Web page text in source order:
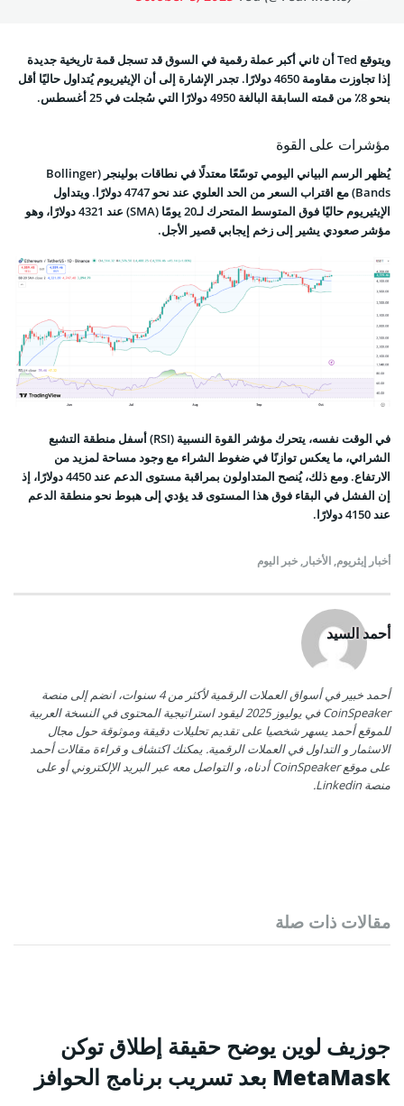
ويتوقع Ted أن ثاني أكبر عملة رقمية في السوق قد تسجل قمة تاريخية جديدة
إذا تجاوزت مقاومة 4650 دولارًا. تجدر الإشارة إلى أن الإيثيريوم يُتداول حاليًا أقل
بنحو 8٪ من قمته السابقة البالغة 4950 دولارًا التي سُجلت في 25 أغسطس.
مؤشرات على القوة
يُظهر الرسم البياني اليومي توسّعًا معتدلًا في نطاقات بولينجر (Bollinger
Bands) مع اقتراب السعر من الحد العلوي عند نحو 4747 دولارًا. ويتداول
الإيثيريوم حاليًا فوق المتوسط المتحرك لـ20 يومًا (SMA) عند 4321 دولارًا، وهو
مؤشر صعودي يشير إلى زخم إيجابي قصير الأجل.
في الوقت نفسه، يتحرك مؤشر القوة النسبية (RSI) أسفل منطقة التشبع
الشرائي، ما يعكس توازنًا في ضغوط الشراء مع وجود مساحة لمزيد من
الارتفاع. ومع ذلك، يُنصح المتداولون بمراقبة مستوى الدعم عند 4450 دولارًا، إذ
إن الفشل في البقاء فوق هذا المستوى قد يؤدي إلى هبوط نحو منطقة الدعم
عند 4150 دولارًا.
أخبار إيثريوم, الأخبار, خبر اليوم
أحمد السيد
أحمد خبير في أسواق العملات الرقمية لأكثر من 4 سنوات، انضم إلى منصة
CoinSpeaker في يوليوز 2025 ليقود استراتيجية المحتوى في النسخة العربية
للموقع أحمد يسهر شخصيا على تقديم تحليلات دقيقة وموثوقة حول مجال
الاسثمار و التداول في العملات الرقمية. يمكنك اكتشاف و قراءة مقالات أحمد
على موقع CoinSpeaker أدناه، و التواصل معه عبر البريد الإلكتروني أو على
منصة Linkedin.
مقالات ذات صلة
جوزيف لوين يوضح حقيقة إطلاق توكن
MetaMask بعد تسريب برنامج الحوافز